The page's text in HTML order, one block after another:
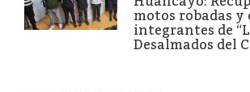
motos robadas y
integrantes de
Desalmados del